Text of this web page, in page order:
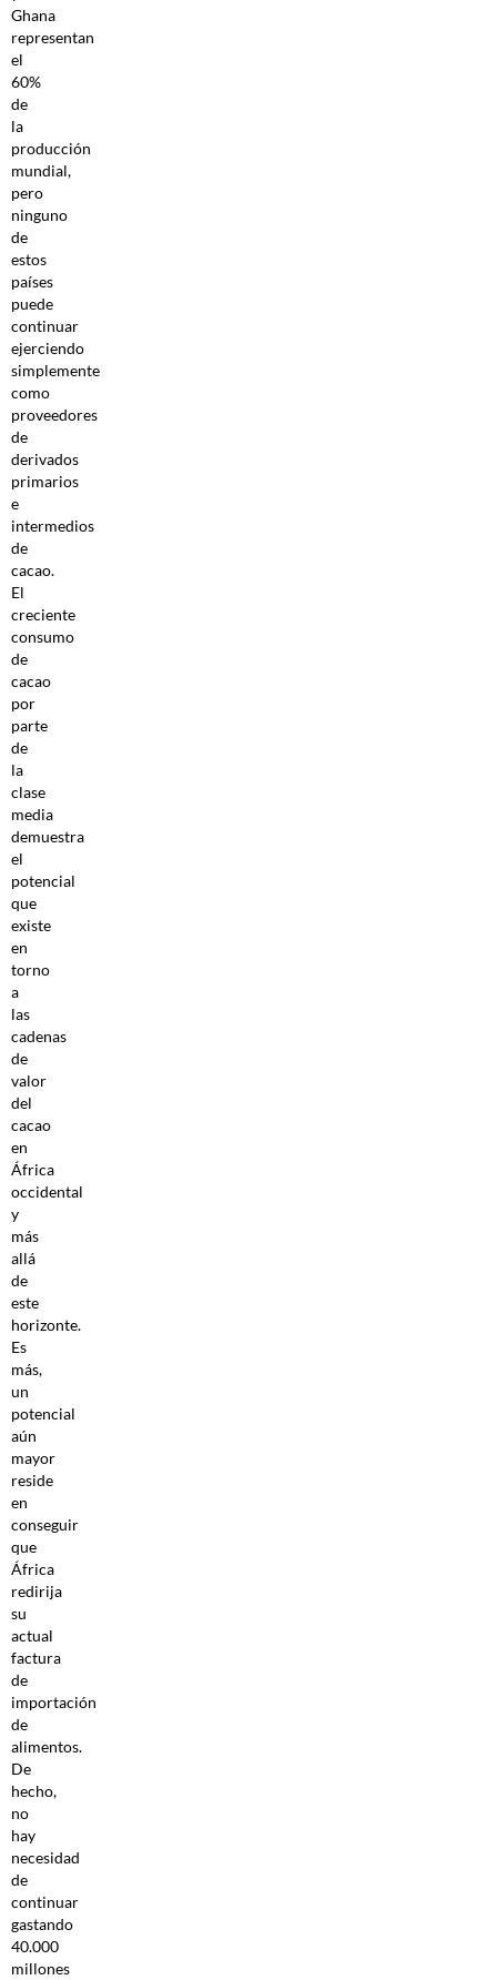
Ghana
representan
el
60%
de
la
producción
mundial,
pero
ninguno
de
estos
países
puede
continuar
ejerciendo
simplemente
como
proveedores
de
derivados
primarios
e
intermedios
de
cacao.
El
creciente
consumo
de
cacao
por
parte
de
la
clase
media
demuestra
el
potencial
que
existe
en
torno
a
las
cadenas
de
valor
del
cacao
en
África
occidental
y
más
allá
de
este
horizonte.
Es
más,
un
potencial
aún
mayor
reside
en
conseguir
que
África
redirija
su
actual
factura
de
importación
de
alimentos.
De
hecho,
no
hay
necesidad
de
continuar
gastando
40.000
millones